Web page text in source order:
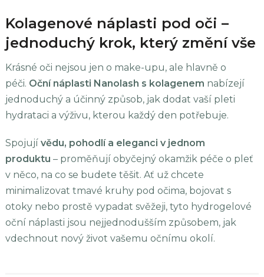
Kolagenové náplasti pod oči –
jednoduchý krok, který změní vše
Krásné oči nejsou jen o make-upu, ale hlavně o
péči. Oční náplasti Nanolash s kolagenem nabízejí
jednoduchý a účinný způsob, jak dodat vaší pleti
hydrataci a výživu, kterou každý den potřebuje.
Spojují vědu, pohodlí a eleganci v jednom
produktu – proměňují obyčejný okamžik péče o pleť
v něco, na co se budete těšit. Ať už chcete
minimalizovat tmavé kruhy pod očima, bojovat s
otoky nebo prostě vypadat svěžeji, tyto hydrogelové
oční náplasti jsou nejjednodušším způsobem, jak
vdechnout nový život vašemu očnímu okolí.